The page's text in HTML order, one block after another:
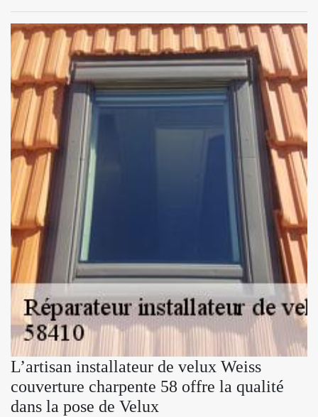
L’artisan installateur de velux Weiss
couverture charpente 58 offre la qualité
dans la pose de Velux